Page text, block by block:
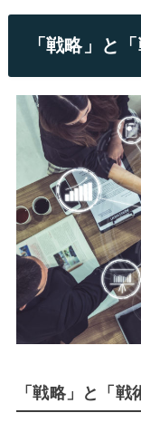
「戦略」と
「戦略」と「